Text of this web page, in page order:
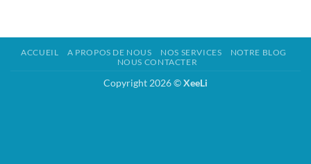
ACCUEIL A PROPOS DE NOUS NOS SERVICES
NOTRE BLOG
NOUS CONTACTER
Copyright 2026 ©XeeLi